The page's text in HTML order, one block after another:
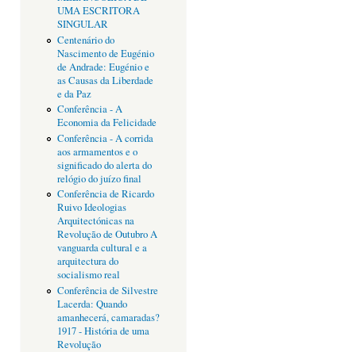
UMA ESCRITORA
SINGULAR
Centenário do
Nascimento de Eugénio
de Andrade: Eugénio e
as Causas da Liberdade
e da Paz
Conferência - A
Economia da Felicidade
Conferência - A corrida
aos armamentos e o
significado do alerta do
relógio do juízo final
Conferência de Ricardo
Ruivo Ideologias
Arquitectónicas na
Revolução de Outubro A
vanguarda cultural e a
arquitectura do
socialismo real
Conferência de Silvestre
Lacerda: Quando
amanhecerá, camaradas?
1917 - História de uma
Revolução